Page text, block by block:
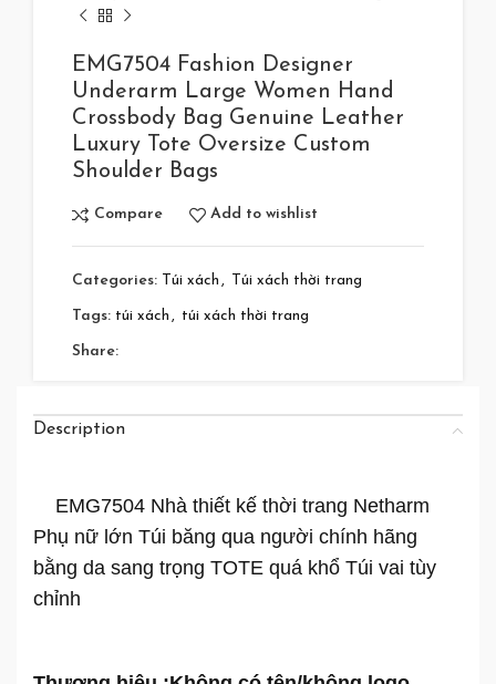
EMG7504 Fashion Designer
Underarm Large Women Hand
Crossbody Bag Genuine Leather
Luxury Tote Oversize Custom
Shoulder Bags
Compare Add to wishlist
Categories: Túi xách , Túi xách thời trang
Tags: túi xách , túi xách thời trang
Share:
Description
EMG7504 Nhà thiết kế thời trang Netharm
Phụ nữ lớn Túi băng qua người chính hãng
bằng da sang trọng TOTE quá khổ Túi vai tùy
chỉnh